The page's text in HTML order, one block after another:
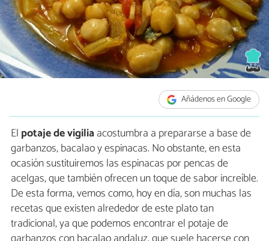
Añádenos en Google
El potaje de vigiliaacostumbra a prepararse a base de
garbanzos, bacalao y espinacas. No obstante, en esta
ocasión sustituiremos las espinacas por pencas de
acelgas, que también ofrecen un toque de sabor increíble.
De esta forma, vemos como, hoy en día, son muchas las
recetas que existen alrededor de este plato tan
tradicional, ya que podemos encontrar el potaje de